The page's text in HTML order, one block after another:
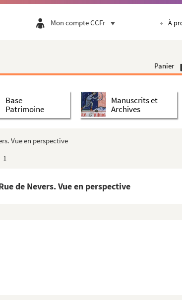
Mon compte CCFr À
Panier
Base
Patrimoine
Manuscrits et
Archives
Vue en perspective
1
de Nevers. Vue en perspective